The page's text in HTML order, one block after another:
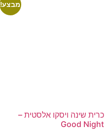
מבצע!
כרית שינה ויסקו אלסטית –
Good Night